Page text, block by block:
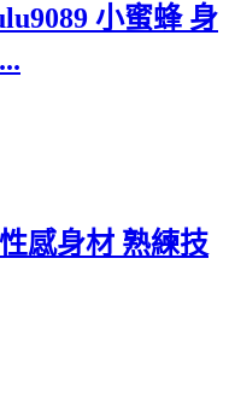
小蜜蜂 身
感身材 熟練技